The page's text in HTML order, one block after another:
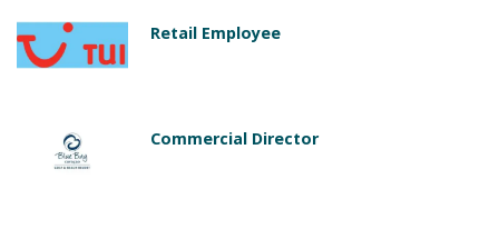
Retail Employee
Commercial Director